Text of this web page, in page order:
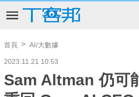
首頁 AI/大數據
2023.11.21 10:53
Sam Altman 仍可